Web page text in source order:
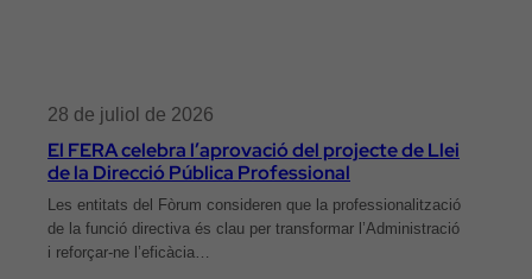
28 de juliol de 2026
El FERA celebra l’aprovació del projecte de Llei
de la Direcció Pública Professional
Les entitats del Fòrum consideren que la professionalització
de la funció directiva és clau per transformar l’Administració
i reforçar-ne l’eficàcia…